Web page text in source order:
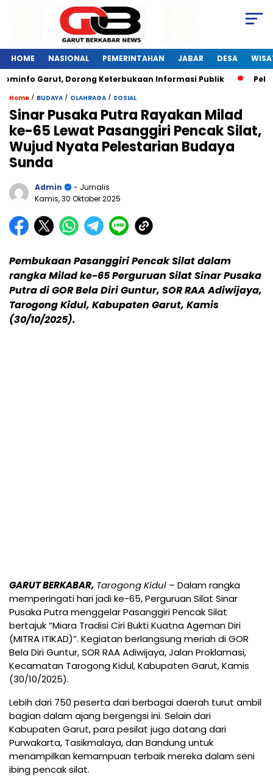
HOME NASIONAL PEMERINTAHAN JABAR DESA
Garut, Dorong Keterbukaan Informasi Publik
Home / BUDAYA / OLAHRAGA / SOSIAL
Sinar Pusaka Putra Rayakan Milad
ke-65 Lewat Pasanggiri Pencak Silat,
Wujud Nyata Pelestarian Budaya
Sunda
Admin
- Jurnalis
Kamis, 30 Oktober 2025
Pembukaan Pasanggiri Pencak Silat dalam
rangka Milad ke-65 Perguruan Silat Sinar Pusaka
Putra di GOR Bela Diri Guntur, SOR RAA Adiwijaya,
Tarogong Kidul, Kabupaten Garut, Kamis
(30/10/2025).
GARUT BERKABAR, Tarogong Kidul – Dalam rangka
memperingati hari jadi ke-65, Perguruan Silat Sinar
Pusaka Putra menggelar Pasanggiri Pencak Silat
bertajuk “Miara Tradisi Ciri Bukti Kuatna Ageman Diri
(MITRA ITIKAD)”. Kegiatan berlangsung meriah di GOR
Bela Diri Guntur, SOR RAA Adiwijaya, Jalan Proklamasi,
Kecamatan Tarogong Kidul, Kabupaten Garut, Kamis
(30/10/2025).
Lebih dari 750 peserta dari berbagai daerah turut ambil
bagian dalam ajang bergengsi ini. Selain dari
Kabupaten Garut, para pesilat juga datang dari
Purwakarta, Tasikmalaya, dan Bandung untuk
menampilkan kemampuan terbaik mereka dalam seni
ibing pencak silat.